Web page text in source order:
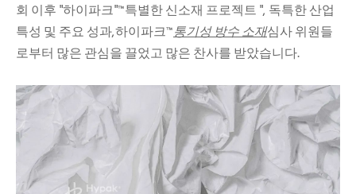
회 이후 "하이파크"™특별한 신소재 프로젝트 ", 독특한 산업
특성 및 주요 성과,하이파크™통기성 방수 소재심사 위원들
로부터 많은 관심을 끌었고 많은 찬사를 받았습니다.